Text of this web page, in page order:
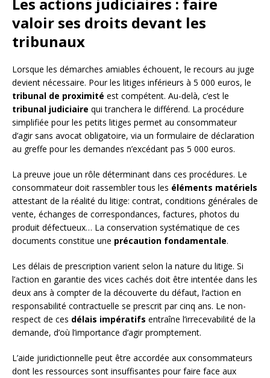
Les actions judiciaires : faire
valoir ses droits devant les
tribunaux
Lorsque les démarches amiables échouent, le recours au juge
devient nécessaire. Pour les litiges inférieurs à 5 000 euros, le
tribunal de proximité est compétent. Au-delà, c’est le
tribunal judiciaire qui tranchera le différend. La procédure
simplifiée pour les petits litiges permet au consommateur
d’agir sans avocat obligatoire, via un formulaire de déclaration
au greffe pour les demandes n’excédant pas 5 000 euros.
La preuve joue un rôle déterminant dans ces procédures. Le
consommateur doit rassembler tous les éléments matériels
attestant de la réalité du litige: contrat, conditions générales de
vente, échanges de correspondances, factures, photos du
produit défectueux… La conservation systématique de ces
documents constitue une précaution fondamentale.
Les délais de prescription varient selon la nature du litige. Si
l’action en garantie des vices cachés doit être intentée dans les
deux ans à compter de la découverte du défaut, l’action en
responsabilité contractuelle se prescrit par cinq ans. Le non-
respect de ces délais impératifs entraîne l’irrecevabilité de la
demande, d’où l’importance d’agir promptement.
L’aide juridictionnelle peut être accordée aux consommateurs
dont les ressources sont insuffisantes pour faire face aux